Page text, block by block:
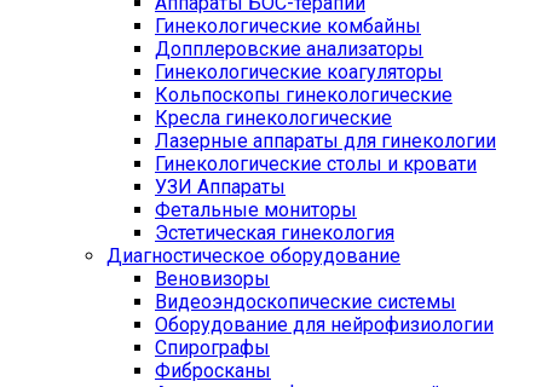
Гинекологические комбайны
Допплеровские анализаторы
Гинекологические коагуляторы
Кольпоскопы гинекологические
Кресла гинекологические
Лазерные аппараты для гинекологии
Гинекологические столы и кровати
УЗИ Аппараты
Фетальные мониторы
Эстетическая гинекология
Диагностическое оборудование
Веновизоры
Видеоэндоскопические системы
Оборудование для нейрофизиологии
Спирографы
Фибросканы